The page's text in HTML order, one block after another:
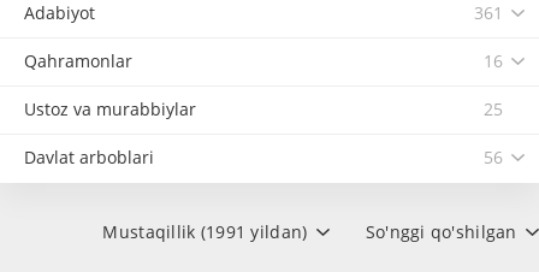
Adabiyot 361
Qahramonlar 16
Ustoz va murabbiylar 25
Davlat arboblari 56
So'nggi qo'shilgan
Mustaqillik (1991 yildan)